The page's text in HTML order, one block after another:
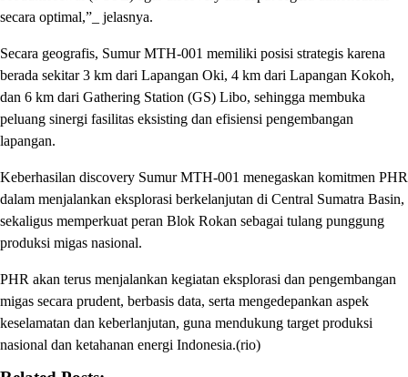
secara optimal,”_ jelasnya.
Secara geografis, Sumur MTH-001 memiliki posisi strategis karena
berada sekitar 3 km dari Lapangan Oki, 4 km dari Lapangan Kokoh,
dan 6 km dari Gathering Station (GS) Libo, sehingga membuka
peluang sinergi fasilitas eksisting dan efisiensi pengembangan
lapangan.
Keberhasilan discovery Sumur MTH-001 menegaskan komitmen PHR
dalam menjalankan eksplorasi berkelanjutan di Central Sumatra Basin,
sekaligus memperkuat peran Blok Rokan sebagai tulang punggung
produksi migas nasional.
PHR akan terus menjalankan kegiatan eksplorasi dan pengembangan
migas secara prudent, berbasis data, serta mengedepankan aspek
keselamatan dan keberlanjutan, guna mendukung target produksi
nasional dan ketahanan energi Indonesia.(rio)